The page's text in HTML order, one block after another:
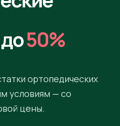
50%
ортопедических
условиям — со
цены.